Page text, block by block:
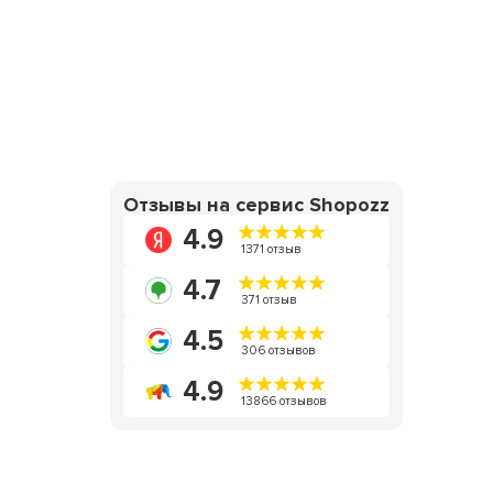
Отзывы на сервис Shopozz
4.9 1371 отзыв
4.7 371 отзыв
4.5 306 отзывов
4.9 13866 отзывов